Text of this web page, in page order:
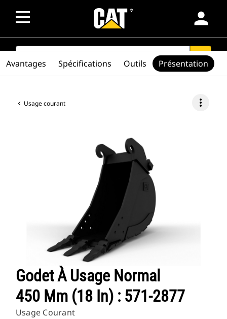
person
SEARCH search
Usage courant more_vert
Godet À Usage Normal
450 Mm (18 In) : 571-2877
Usage Courant
Avantages Spécifications Outils Présentation